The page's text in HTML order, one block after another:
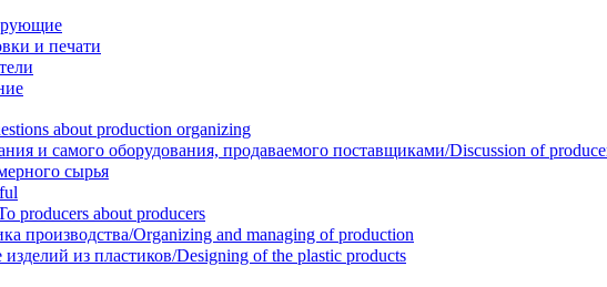
и печати
about production organizing
и самого оборудования, продаваемого поставщиками/Discussion of
сырья
producers about producers
производства/Organizing and managing of production
из пластиков/Designing of the plastic products